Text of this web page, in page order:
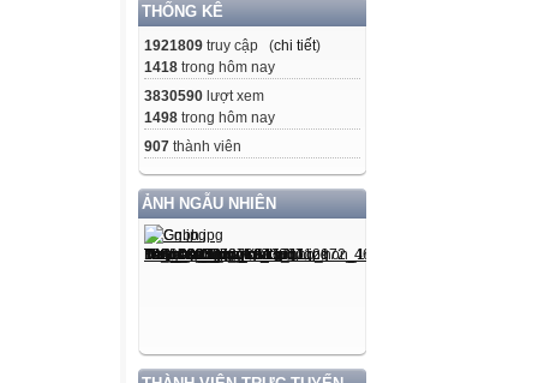
THỐNG KÊ
1921809 truy cập (chi tiết)
1418 trong hôm nay
3830590 lượt xem
1498 trong hôm nay
907 thành viên
ẢNH NGẪU NHIÊN